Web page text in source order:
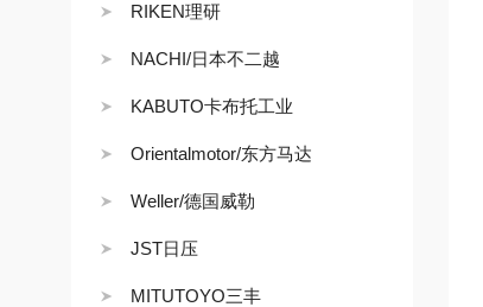
RIKEN理研
NACHI/日本不二越
KABUTO卡布托工业
Orientalmotor/东方马达
Weller/德国威勒
JST日压
MITUTOYO三丰